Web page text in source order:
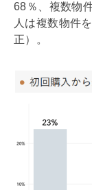
68％、複数物
人は複数物件
正）。